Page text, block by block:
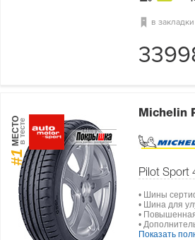
в закладки
#1
МЕСТОв тесте
Michelin
Pilot Sport
• Шины
• Шина для
•
•
Показать